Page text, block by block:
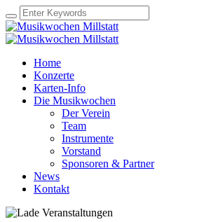
Home
Konzerte
Karten-Info
Die Musikwochen
Der Verein
Team
Instrumente
Vorstand
Sponsoren & Partner
News
Kontakt